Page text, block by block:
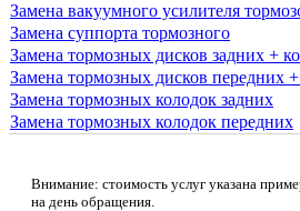
Замена вакуумного усилителя
Замена суппорта тормозного
Замена тормозных дисков задних +
Замена тормозных дисков передних
Замена тормозных колодок задних
Замена тормозных колодок передних
Внимание: стоимость услуг указана
на день обращения.